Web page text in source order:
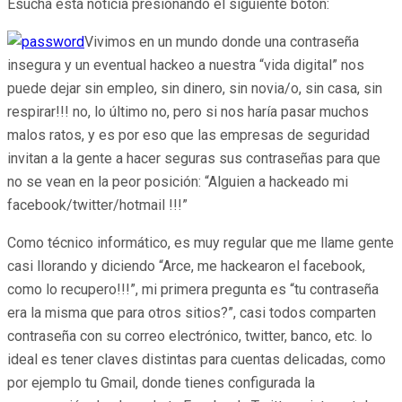
Esucha esta noticia presionando el siguiente botón:
Vivimos en un mundo donde una contraseña
insegura y un eventual hackeo a nuestra “vida digital” nos
puede dejar sin empleo, sin dinero, sin novia/o, sin casa, sin
respirar!!! no, lo último no, pero si nos haría pasar muchos
malos ratos, y es por eso que las empresas de seguridad
invitan a la gente a hacer seguras sus contraseñas para que
no se vean en la peor posición: “Alguien a hackeado mi
facebook/twitter/hotmail !!!”
Como técnico informático, es muy regular que me llame gente
casi llorando y diciendo “Arce, me hackearon el facebook,
como lo recupero!!!”, mi primera pregunta es “tu contraseña
era la misma que para otros sitios?”, casi todos comparten
contraseña con su correo electrónico, twitter, banco, etc. lo
ideal es tener claves distintas para cuentas delicadas, como
por ejemplo tu Gmail, donde tienes configurada la